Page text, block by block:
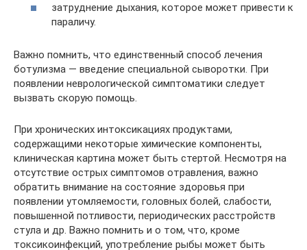
затруднение дыхания, которое может привести к
параличу.
Важно помнить, что единственный способ лечения
ботулизма — введение специальной сыворотки. При
появлении неврологической симптоматики следует
вызвать скорую помощь.
При хронических интоксикациях продуктами,
содержащими некоторые химические компоненты,
клиническая картина может быть стертой. Несмотря на
отсутствие острых симптомов отравления, важно
обратить внимание на состояние здоровья при
появлении утомляемости, головных болей, слабости,
повышенной потливости, периодических расстройств
стула и др. Важно помнить и о том, что, кроме
токсикоинфекций, употребление рыбы может быть